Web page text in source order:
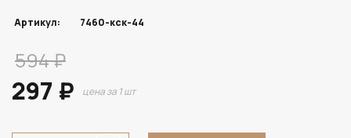
Артикул: 7460-кск-44
594 ₽
297 ₽ цена за 1 шт